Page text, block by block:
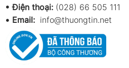
• Điện thoại: (028) 66 505 111
• Email: info@thuongtin.net